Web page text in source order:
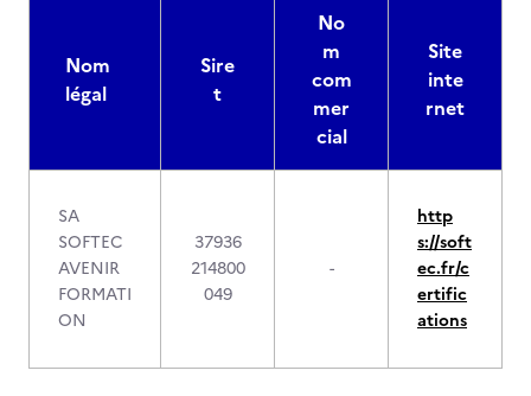
Nom
légal
Sire
t
No
m
com
mer
cial
Site
inte
rnet
SA
SOFTEC
AVENIR
FORMATI
ON
37936
214800
049
-
http
s://soft
ec.fr/c
ertific
ations